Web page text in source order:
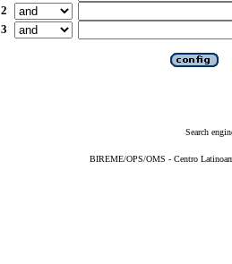
2
3
Search
BIREME/OPS/OMS - Centro